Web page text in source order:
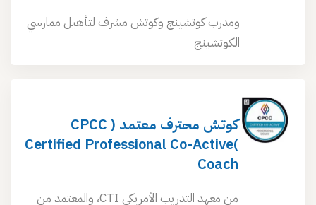
ومدرب كوتشينج وكوتش مشرف لتأهيل ممارسي
الكوتشينج
كوتش محترف معتمد ( CPCC
)Certified Professional Co-Active
Coach
من معهد التدريب الأمريكي CTI، والمعتمد من